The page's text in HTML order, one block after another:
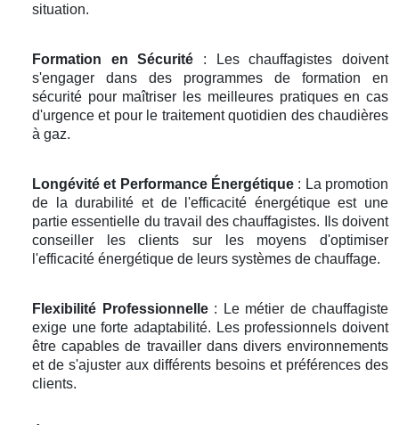
situation.
Formation en Sécurité : Les chauffagistes doivent
s'engager dans des programmes de formation en
sécurité pour maîtriser les meilleures pratiques en cas
d'urgence et pour le traitement quotidien des chaudières
à gaz.
Longévité et Performance Énergétique : La promotion
de la durabilité et de l'efficacité énergétique est une
partie essentielle du travail des chauffagistes. Ils doivent
conseiller les clients sur les moyens d'optimiser
l'efficacité énergétique de leurs systèmes de chauffage.
Flexibilité Professionnelle: Le métier de chauffagiste
exige une forte adaptabilité. Les professionnels doivent
être capables de travailler dans divers environnements
et de s'ajuster aux différents besoins et préférences des
clients.